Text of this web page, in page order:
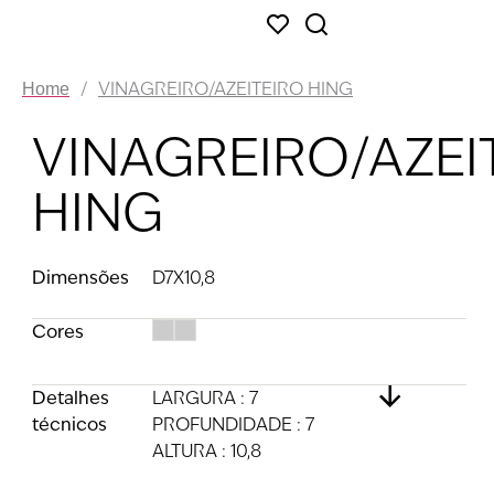
Home / VINAGREIRO/AZEITEIRO HING
VINAGREIRO/
HING
Dimensões D7X10,8
Cores
Detalhes
técnicos
LARGURA : 7
PROFUNDIDADE : 7
ALTURA : 10,8